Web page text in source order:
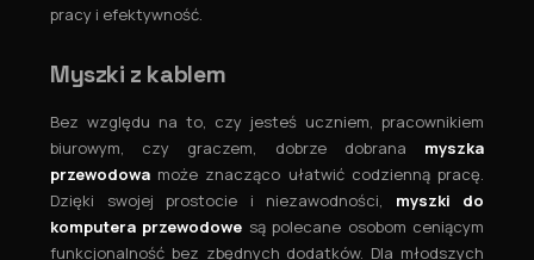
pracy i efektywność.
Myszki z kablem
Bez względu na to, czy jesteś uczniem, pracownikiem
biurowym, czy graczem, dobrze dobrana myszka
przewodowa może znacząco ułatwić codzienną pracę.
Dzięki swojej prostocie i niezawodności, myszki do
komputera przewodowe są polecane osobom ceniącym
funkcjonalność bez zbędnych dodatków. Dla młodszych